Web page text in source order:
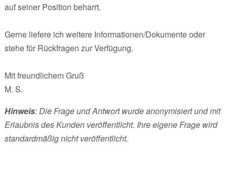
auf seiner Position beharrt.
Gerne liefere ich weitere Informationen/Dokumente oder
stehe für Rückfragen zur Verfügung.
Mit freundlichem Gruß
M. S.
Hinweis: Die Frage und Antwort wurde anonymisiert und mit
Erlaubnis des Kunden veröffentlicht. Ihre eigene Frage wird
standardmäßig nicht veröffentlicht.